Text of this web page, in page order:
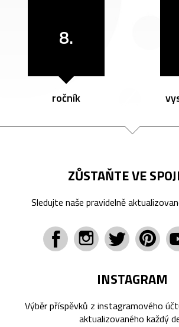
8.
ročník
ZŮSTAŇTE VE
Sledujte naše pravidelně
INSTAGRAM
Výběr příspěvků z instagramového
aktualizovaného každý